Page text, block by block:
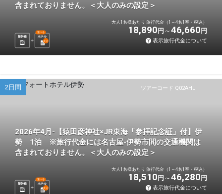
含まれておりません。＜大人のみの設定＞
新幹線 ホテル
選べる
1 泊
大人1名様あたり 旅行代金（1～4名1室・税込）
18,890 円 46,660 円
表示旅行代金について
ツアーコード Q02AHL
2日間
2026年4月-【猿田彦神社×JR東海「参拝記念証」付】伊
勢 1泊 ※旅行代金には名古屋-伊勢市間の交通機関は
含まれておりません。＜大人のみの設定＞
新幹線 ホテル
選べる
1 泊
大人1名様あたり 旅行代金（1～4名1室・税込）
18,510 円 46,280 円
表示旅行代金について